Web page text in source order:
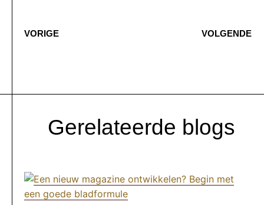
VORIGE VOLGENDE
Gerelateerde blogs